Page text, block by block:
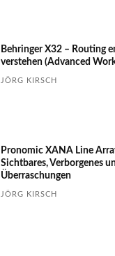
Behringer X32 – Routing
verstehen (Advanced
JÖRG KIRSCH
Pronomic XANA Line
Sichtbares, Verborgenes
Überraschungen
JÖRG KIRSCH